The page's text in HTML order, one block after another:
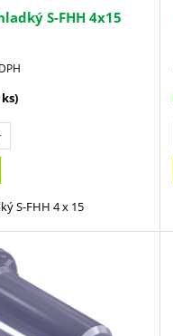
S-FHH 4x15
S-FHH 4 x 15